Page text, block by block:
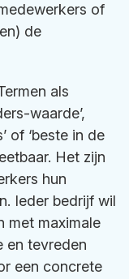
of
de
als
waarde’,
of ‘beste in de
Het zijn
hun
Ieder bedrijf wil
met maximale
en tevreden
een concrete